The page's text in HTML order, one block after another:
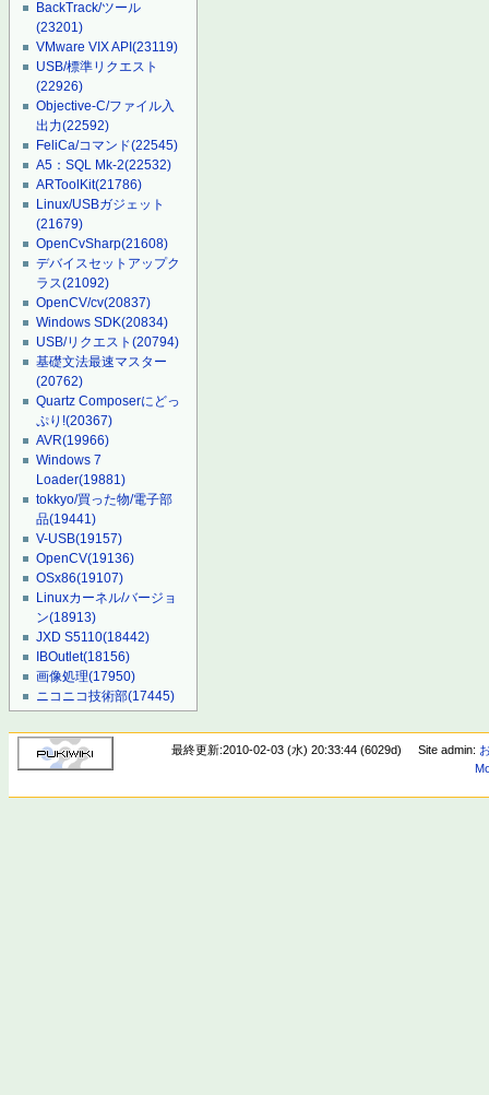
BackTrack/ツール
(23201)
VMware VIX API(23119)
USB/標準リクエスト
(22926)
Objective-C/ファイル入
出力(22592)
FeliCa/コマンド(22545)
A5：SQL Mk-2(22532)
ARToolKit(21786)
Linux/USBガジェット
(21679)
OpenCvSharp(21608)
デバイスセットアップク
ラス(21092)
OpenCV/cv(20837)
Windows SDK(20834)
USB/リクエスト(20794)
基礎文法最速マスター
(20762)
Quartz Composerにどっ
ぷり!(20367)
AVR(19966)
Windows 7
Loader(19881)
tokkyo/買った物/電子部
品(19441)
V-USB(19157)
OpenCV(19136)
OSx86(19107)
Linuxカーネル/バージョ
ン(18913)
JXD S5110(18442)
IBOutlet(18156)
画像処理(17950)
ニコニコ技術部(17445)
最終更新:2010-02-03 (水) 20:33:44 (6029d) Site admin: